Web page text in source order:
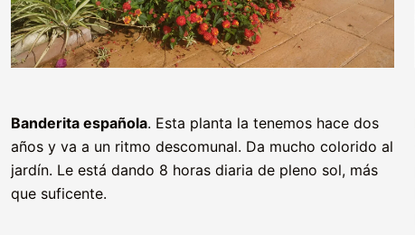
Banderita española. Esta planta la tenemos hace dos
años y va a un ritmo descomunal. Da mucho colorido al
jardín. Le está dando 8 horas diaria de pleno sol, más
que suficente.